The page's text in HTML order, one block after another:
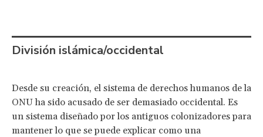
División islámica/occidental
Desde su creación, el sistema de derechos humanos de la
ONU ha sido acusado de ser demasiado occidental. Es
un sistema diseñado por los antiguos colonizadores para
mantener lo que se puede explicar como una